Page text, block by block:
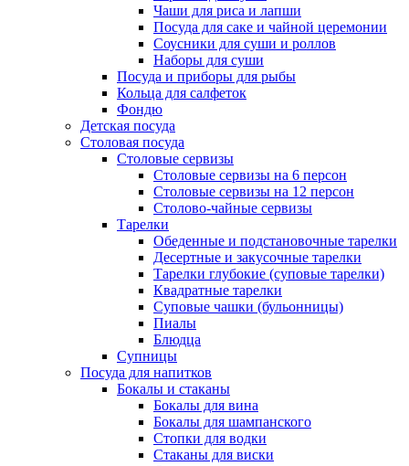
Чаши для риса и лапши
Посуда для саке и чайной церемонии
Соусники для суши и роллов
Наборы для суши
Посуда и приборы для рыбы
Кольца для салфеток
Фондю
Детская посуда
Столовая посуда
Столовые сервизы
Столовые сервизы на 6 персон
Столовые сервизы на 12 персон
Столово-чайные сервизы
Тарелки
Обеденные и подстановочные тарелки
Десертные и закусочные тарелки
Тарелки глубокие (суповые тарелки)
Квадратные тарелки
Суповые чашки (бульонницы)
Пиалы
Блюдца
Супницы
Посуда для напитков
Бокалы и стаканы
Бокалы для вина
Бокалы для шампанского
Стопки для водки
Стаканы для виски